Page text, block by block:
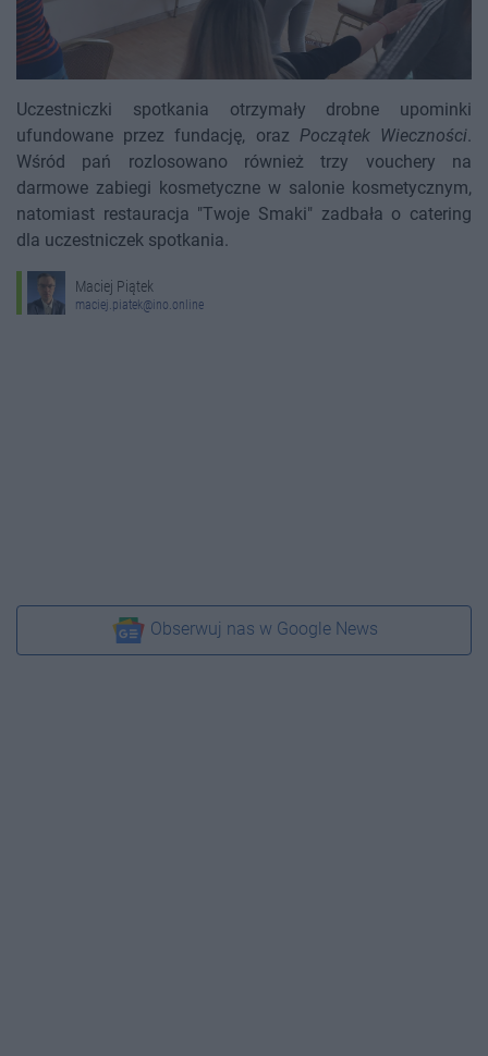
Uczestniczki spotkania otrzymały drobne upominki
ufundowane przez fundację, oraz Początek Wieczności.
Wśród pań rozlosowano również trzy vouchery na
darmowe zabiegi kosmetyczne w salonie kosmetycznym,
natomiast restauracja "Twoje Smaki" zadbała o catering
dla uczestniczek spotkania.
Maciej Piątek
maciej.piatek@ino.online
Obserwuj nas w Google News